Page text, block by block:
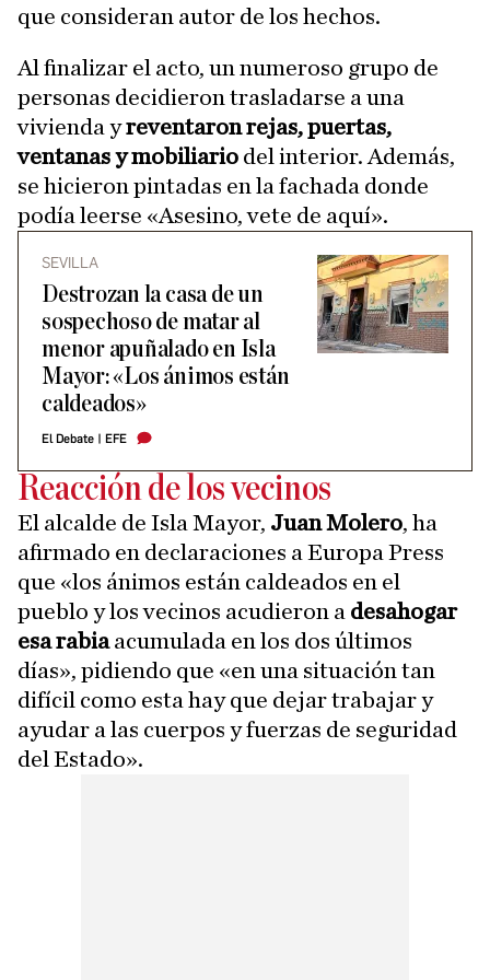
que consideran autor de los hechos.
Al finalizar el acto, un numeroso grupo de
personas decidieron trasladarse a una
vivienda yreventaron rejas, puertas,
ventanas y mobiliario del interior. Además,
se hicieron pintadas en la fachada donde
podía leerse «Asesino, vete de aquí».
SEVILLA
Destrozan la casa de un
sospechoso de matar al
menor apuñalado en Isla
Mayor: «Los ánimos están
caldeados»
El Debate | EFE
Reacción de los vecinos
El alcalde de Isla Mayor, Juan Molero, ha
afirmado en declaraciones a Europa Press
que «los ánimos están caldeados en el
pueblo y los vecinos acudieron a desahogar
esa rabiaacumulada en los dos últimos
días», pidiendo que «en una situación tan
difícil como esta hay que dejar trabajar y
ayudar a las cuerpos y fuerzas de seguridad
del Estado».